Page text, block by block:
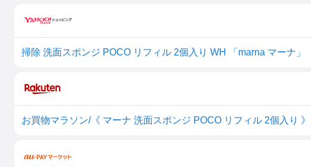
掃除 洗面スポンジ POCO リフィル 2個入り WH 「marna マーナ」